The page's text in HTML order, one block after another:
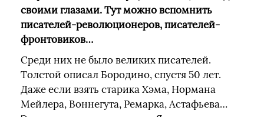
своими глазами. Тут можно вспомнить
писателей-революционеров, писателей-
фронтовиков…
Среди них не было великих писателей.
Толстой описал Бородино, спустя 50 лет.
Даже если взять старика Хэма, Нормана
Мейлера, Воннегута, Ремарка, Астафьева…